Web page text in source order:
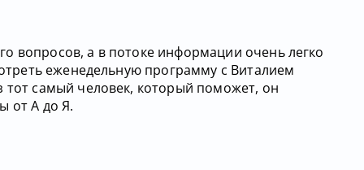
вопросов, а в потоке информации очень легко
еженедельную программу с Виталием
тот самый человек, который поможет, он
от А до Я.